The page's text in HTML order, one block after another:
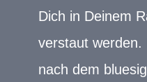
Dich in Deinem
verstaut werden.
nach dem